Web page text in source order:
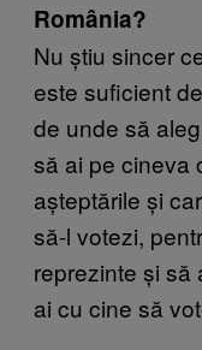
România?
Nu știu sincer
este suficient
de unde să
să ai pe cineva
așteptările și
să-l votezi,
reprezinte și să
ai cu cine să